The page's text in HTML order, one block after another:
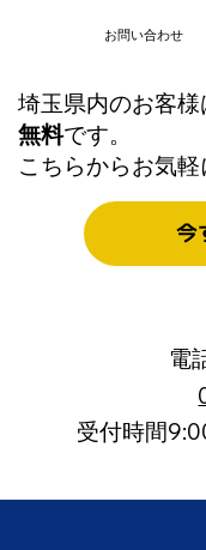
20年の経験
しないWi-Fi
り方
お問い合わせ
埼玉県内のお客
無料です。
こちらからお気軽
今
電
受付時間